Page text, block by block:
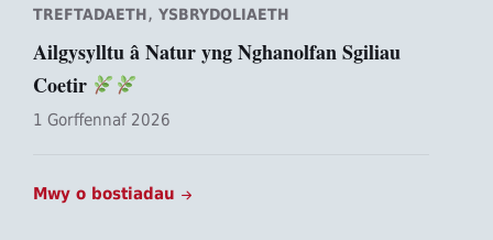
TREFTADAETH, YSBRYDOLIAETH
Ailgysylltu â Natur yng Nghanolfan Sgiliau
Coetir
1 Gorffennaf 2026
Mwy o bostiadau